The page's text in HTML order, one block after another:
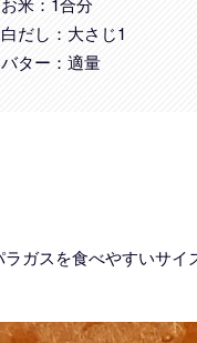
白だし：大さじ1
バター：適量
ラガスを食べやすいサイ